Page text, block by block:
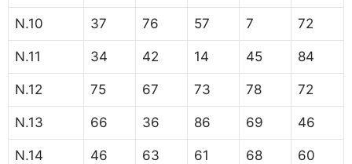
N.10 37 76 57 7 72
N.11 34 42 14 45 84
N.12 75 67 73 78 72
N.13 66 36 86 69 46
N.14 46 63 61 68 60